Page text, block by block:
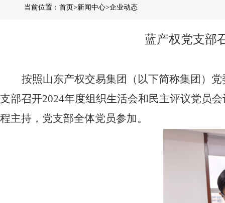
当前位置： 首页>新闻中心>企业动态
蓝产权党支部
按照山东产权交易集团（以下简称集团）
支部召开2024年度组织生活会和民主评议党员
程主持，党支部全体党员参加。